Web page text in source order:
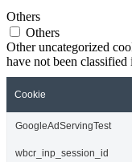
Others
Others
Other uncategorized
have not been classified
Cookie
GoogleAdServingTest
wbcr_inp_session_id